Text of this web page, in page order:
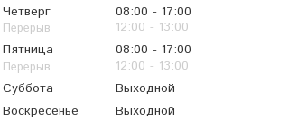
Четверг
08:00
17:00
12:00
13:00
Пятница
08:00
17:00
12:00
13:00
Суббота
Выходной
Воскресенье
Выходной